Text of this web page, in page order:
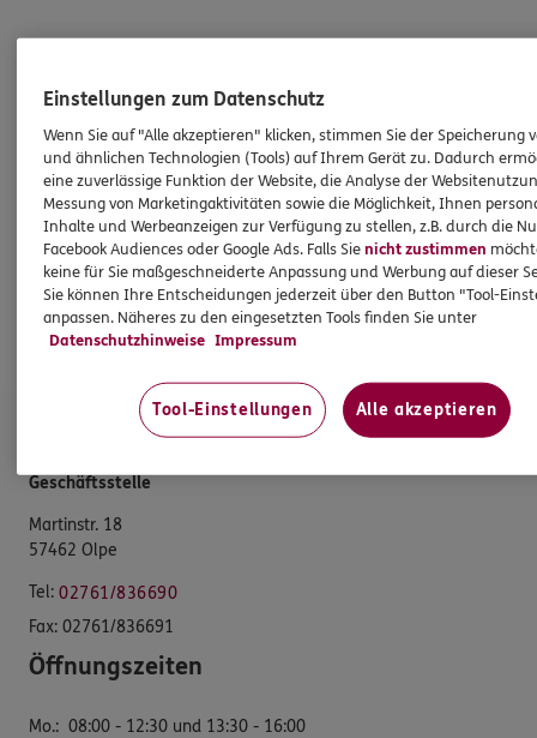
Unsere Agentur
Referenzen
Standorte
Sponsoring
Kooperationspartner
Schwerpunkte
Jobangebote
ERGO Versicherung Mark Mühlhaus
Geschäftsstelle
Martinstr. 18
57462 Olpe
Tel: 02761/836690
Fax: 02761/836691
Öffnungszeiten
Mo.: 08:00 - 12:30 und 13:30 - 16:00
Einstellungen zum Datenschutz
Wenn Sie auf "Alle akzeptieren" klicken, stimmen Sie der Speicherung
und ähnlichen Technologien (Tools) auf Ihrem Gerät zu. Dadurch
eine zuverlässige Funktion der Website, die Analyse der
Messung von Marketingaktivitäten sowie die Möglichkeit, Ihnen
Inhalte und Werbeanzeigen zur Verfügung zu stellen, z.B. durch die
Facebook Audiences oder Google Ads. Falls Sienicht zustimmen
keine für Sie maßgeschneiderte Anpassung und Werbung auf dieser
Sie können Ihre Entscheidungen jederzeit über den Button "Tool-
anpassen. Näheres zu den eingesetzten Tools finden Sie unter
Datenschutzhinweise Impressum
Tool-Einstellungen Alle akzeptieren